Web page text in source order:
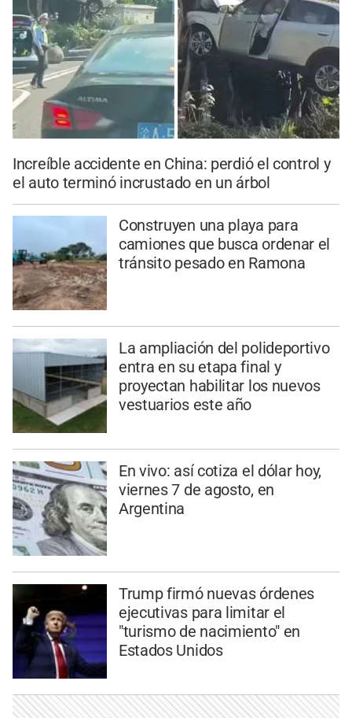
Increíble accidente en China: perdió el control y
el auto terminó incrustado en un árbol
Construyen una playa para
camiones que busca ordenar el
tránsito pesado en Ramona
La ampliación del polideportivo
entra en su etapa final y
proyectan habilitar los nuevos
vestuarios este año
En vivo: así cotiza el dólar hoy,
viernes 7 de agosto, en
Argentina
Trump firmó nuevas órdenes
ejecutivas para limitar el
"turismo de nacimiento" en
Estados Unidos